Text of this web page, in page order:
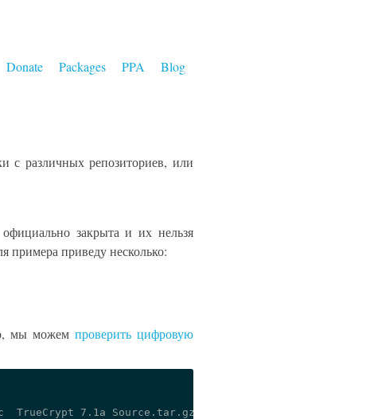
Donate Packages PPA Blog
с различных репозиториев, или
закрыта и их нельзя
примера приведу несколько:
мы можем проверить цифровую
TrueCrypt 7.1a Source.tar.gz